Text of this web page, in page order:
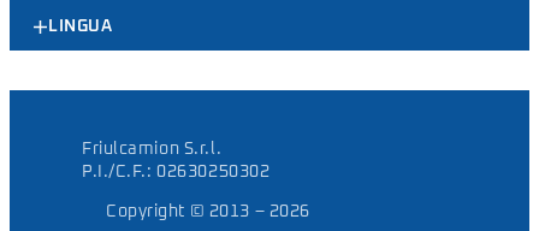
LINGUA
Friulcamion S.r.l.
P.I./C.F.: 02630250302
Copyright © 2013 – 2026